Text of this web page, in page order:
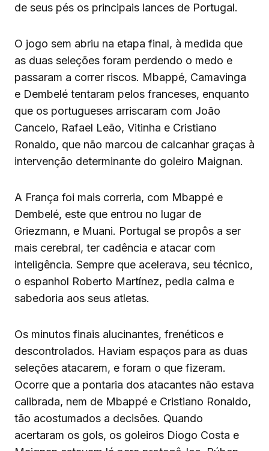
de seus pés os principais lances de Portugal.
O jogo sem abriu na etapa final, à medida que
as duas seleções foram perdendo o medo e
passaram a correr riscos. Mbappé, Camavinga
e Dembelé tentaram pelos franceses, enquanto
que os portugueses arriscaram com João
Cancelo, Rafael Leão, Vitinha e Cristiano
Ronaldo, que não marcou de calcanhar graças à
intervenção determinante do goleiro Maignan.
A França foi mais correria, com Mbappé e
Dembelé, este que entrou no lugar de
Griezmann, e Muani. Portugal se propôs a ser
mais cerebral, ter cadência e atacar com
inteligência. Sempre que acelerava, seu técnico,
o espanhol Roberto Martínez, pedia calma e
sabedoria aos seus atletas.
Os minutos finais alucinantes, frenéticos e
descontrolados. Haviam espaços para as duas
seleções atacarem, e foram o que fizeram.
Ocorre que a pontaria dos atacantes não estava
calibrada, nem de Mbappé e Cristiano Ronaldo,
tão acostumados a decisões. Quando
acertaram os gols, os goleiros Diogo Costa e